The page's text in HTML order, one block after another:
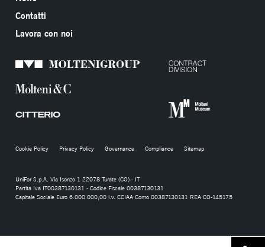
Condividi
Contatti
Lavora con noi
Cookie Policy Privacy Policy Governance Compliance Sitemap
UniFor S.p.A. Via Isonzo 1 22078 Turate (CO) - IT
Partita Iva IT00387130131 - Codice Fiscale 00387130131
Capitale Sociale Euro 6.000.000,00 i.v. CCIAA Como 00387130131 REA CO-145175